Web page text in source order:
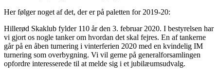
Her følger noget af det, der er på paletten for 2019-20:
Hillerød Skaklub fylder 110 år den 3. februar 2020. I bestyrelsen har
vi gjort os nogle tanker om hvordan det skal fejres. En af tankerne
går på en åben turnering i vinterferien 2020 med en kvindelig IM
turnering som overbygning. Vi vil gerne på generalforsamlingen
opfordre interesserede til at melde sig i et jubilæumsudvalg.